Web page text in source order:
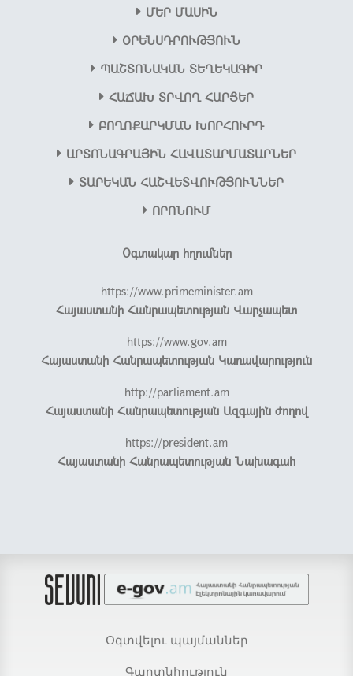
ՄԵՐ ՄԱՍԻՆ
OՐԵՆՍԴՐՈՒԹՅՈՒՆ
ՊԱՇՏՈՆԱԿԱՆ ՏԵՂԵԿԱԳԻՐ
ՀԱՃԱԽ ՏՐՎՈՂ ՀԱՐՑԵՐ
ԲՈՂՈՔԱՐԿՄԱՆ ԽՈՐՀՈՒՐԴ
ԱՐՏՈՆԱԳՐԱՅԻՆ ՀԱՎԱՏԱՐՄԱՏԱՐՆԵՐ
ՏԱՐԵԿԱՆ ՀԱՇՎԵՏՎՈՒԹՅՈՒՆՆԵՐ
ՈՐՈՆՈՒՄ
Օգտակար հղումներ
https://www.primeminister.am
Հայաստանի Հանրապետության Վարչապետ
https://www.gov.am
Հայաստանի Հանրապետության Կառավարություն
http://parliament.am
Հայաստանի Հանրապետության Ազգային ժողով
https://president.am
Հայաստանի Հանրապետության Նախագահ
Օգտվելու պայմաններ
Գաղտնիություն